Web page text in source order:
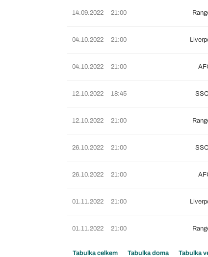
14.09.2022 21:00
04.10.2022 21:00
04.10.2022 21:00
12.10.2022 18:45
12.10.2022 21:00
26.10.2022 21:00
26.10.2022 21:00
01.11.2022 21:00
01.11.2022 21:00
Tabulka celkem Tabulka doma Tabulka